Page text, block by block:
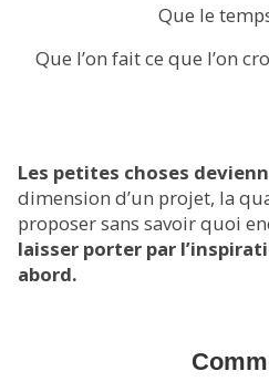
Que le
Que l’on fait ce que l’on
Les petites choses
dimension d’un projet, la
proposer sans savoir quoi
laisser porter par
abord.